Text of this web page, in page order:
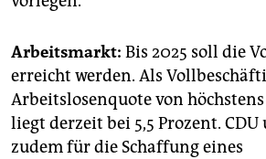
Arbeitsmarkt: Bis 2025 soll die
erreicht werden. Als
Arbeitslosenquote von
liegt derzeit bei 5,5 Prozent. CDU
zudem für die Schaffung eines